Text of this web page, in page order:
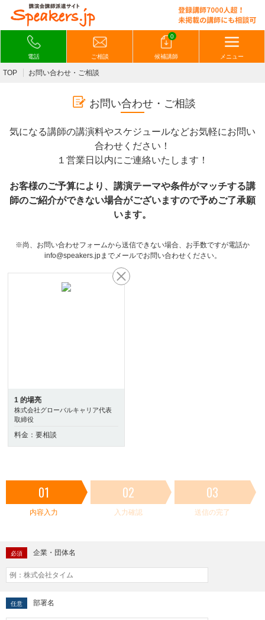
電話 ご相談
0
候補講師 メニュー
TOP お問い合わせ・ご相談
お問い合わせ・ご相談
気になる講師の講演料やスケジュールなどお気軽にお問い
合わせください！
１営業日以内にご連絡いたします！
お客様のご予算により、講演テーマや条件がマッチする講
師のご紹介ができない場合がございますので予めご了承願
います。
※尚、お問い合わせフォームから送信できない場合、お手数ですが電話か
info@speakers.jpまでメールでお問い合わせください。
1 的場亮
株式会社グローバルキャリア代表
取締役
料金：要相談
01
内容入力
02
入力確認
03
送信の完了
必須 企業・団体名
任意 部署名